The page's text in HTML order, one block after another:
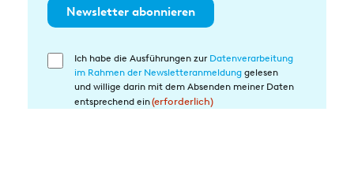
Newsletter abonnieren
Einwilligung
Ich habe die Ausführungen zur Datenverarbeitung
im Rahmen der Newsletteranmeldung gelesen
und willige darin mit dem Absenden meiner Daten
entsprechend ein(erforderlich)